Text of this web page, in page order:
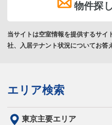
物件探
当サイトは空室情報を提供するサイ
社、入居テナント状況についてお答
エリア検索
東京主要エリア